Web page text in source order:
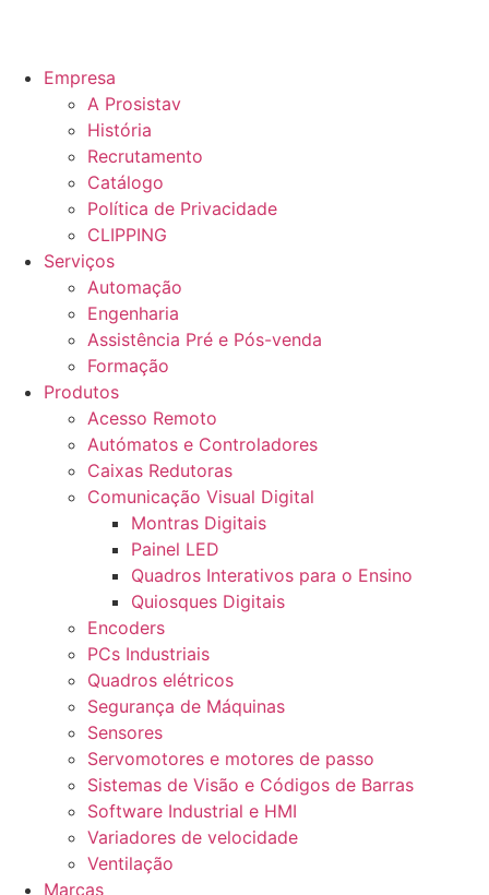
Empresa
A Prosistav
História
Recrutamento
Catálogo
Política de Privacidade
CLIPPING
Serviços
Automação
Engenharia
Assistência Pré e Pós-venda
Formação
Produtos
Acesso Remoto
Autómatos e Controladores
Caixas Redutoras
Comunicação Visual Digital
Montras Digitais
Painel LED
Quadros Interativos para o Ensino
Quiosques Digitais
Encoders
PCs Industriais
Quadros elétricos
Segurança de Máquinas
Sensores
Servomotores e motores de passo
Sistemas de Visão e Códigos de Barras
Software Industrial e HMI
Variadores de velocidade
Ventilação
Marcas